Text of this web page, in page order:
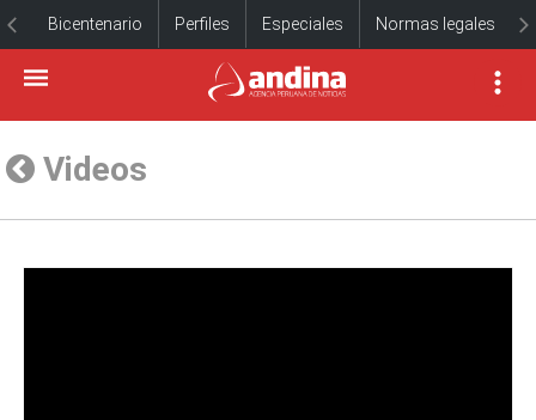
Bicentenario Perfiles Especiales Normas legales
Videos